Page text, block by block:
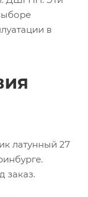
в
латунный 27
заказ.